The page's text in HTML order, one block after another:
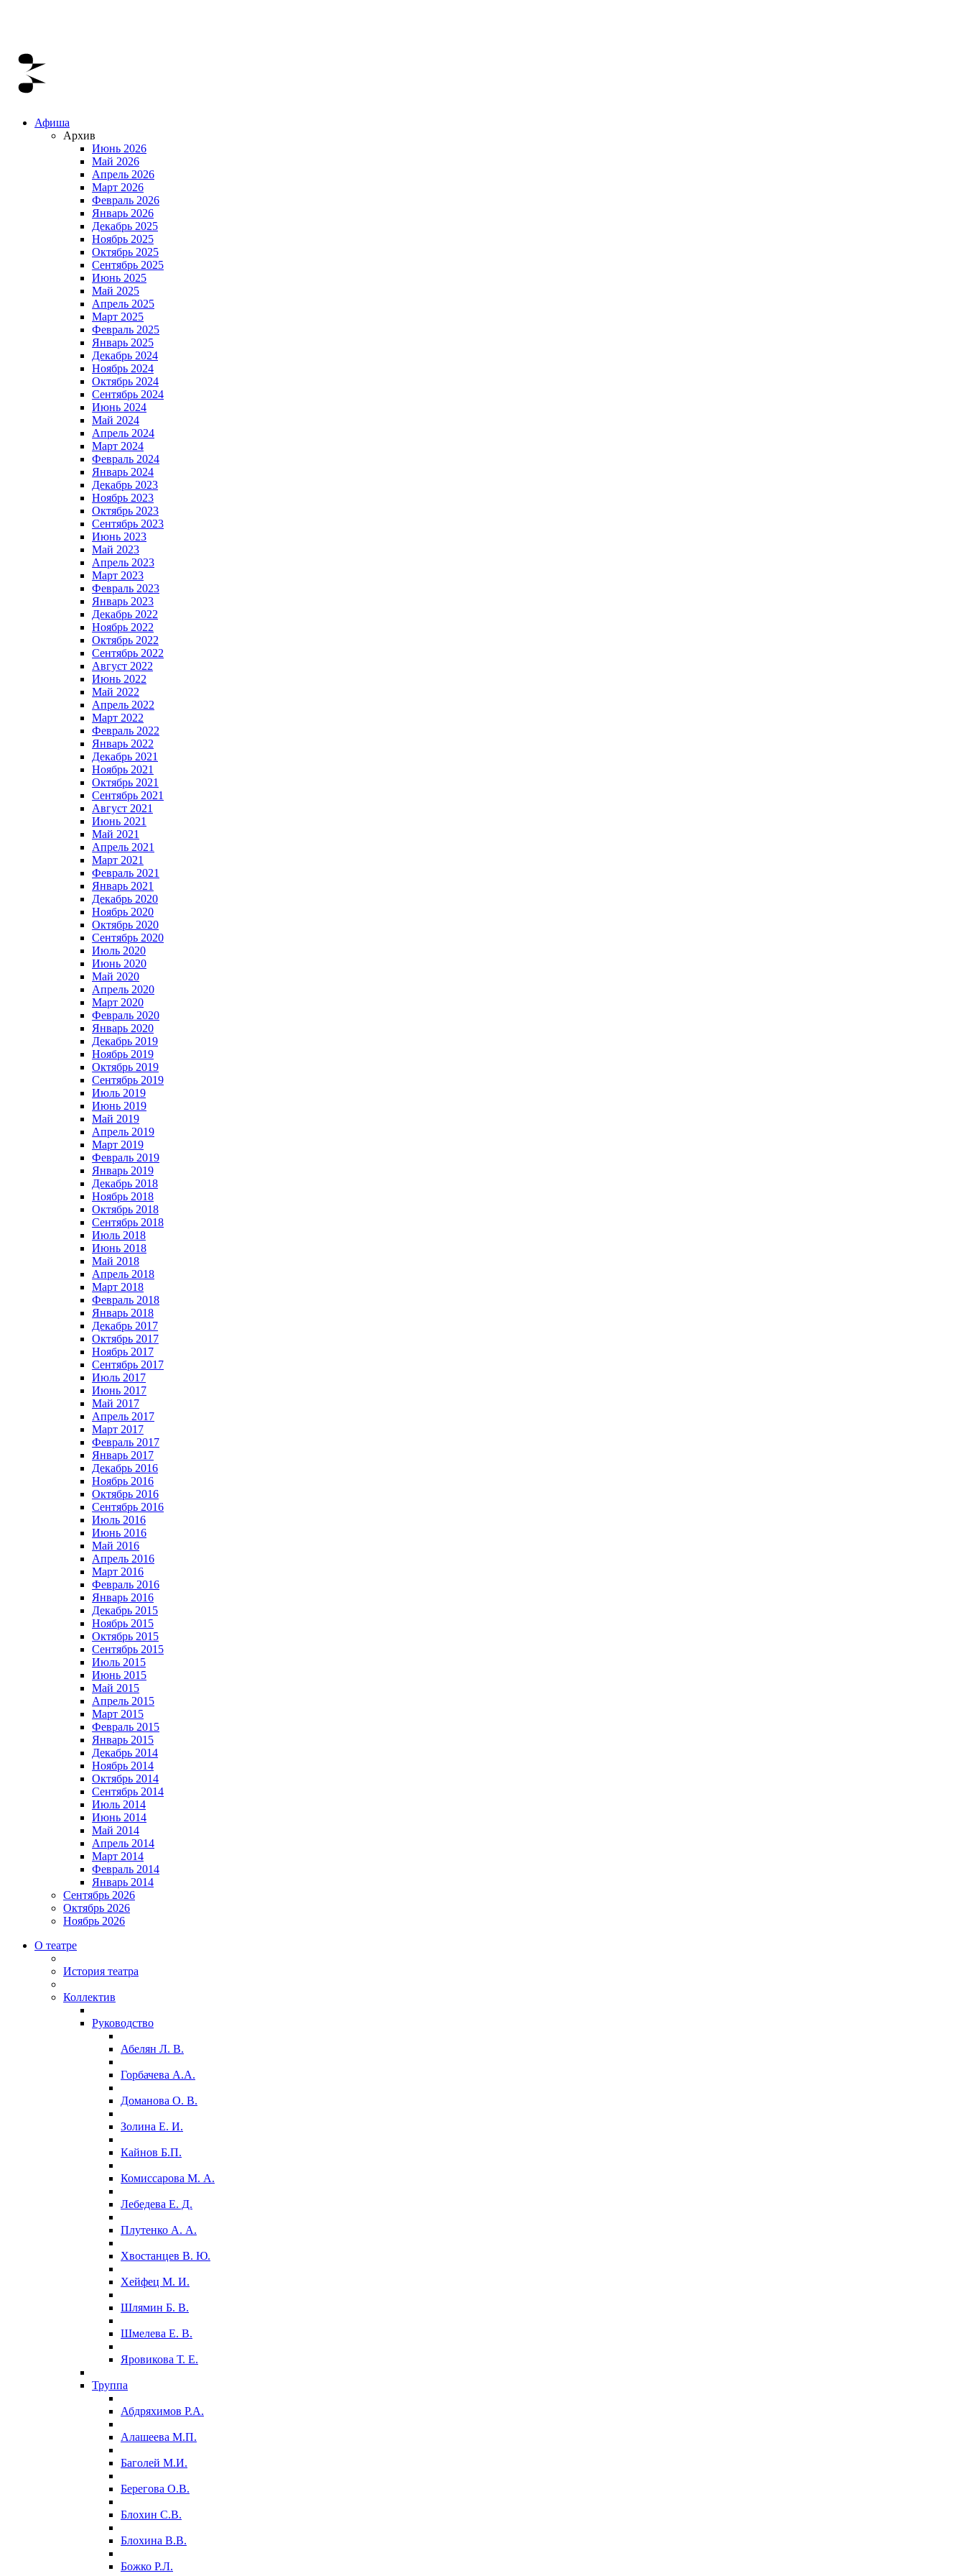
Афиша
Архив
Июнь 2026
Май 2026
Апрель 2026
Март 2026
Февраль 2026
Январь 2026
Декабрь 2025
Ноябрь 2025
Октябрь 2025
Сентябрь 2025
Июнь 2025
Май 2025
Апрель 2025
Март 2025
Февраль 2025
Январь 2025
Декабрь 2024
Ноябрь 2024
Октябрь 2024
Сентябрь 2024
Июнь 2024
Май 2024
Апрель 2024
Март 2024
Февраль 2024
Январь 2024
Декабрь 2023
Ноябрь 2023
Октябрь 2023
Сентябрь 2023
Июнь 2023
Май 2023
Апрель 2023
Март 2023
Февраль 2023
Январь 2023
Декабрь 2022
Ноябрь 2022
Октябрь 2022
Сентябрь 2022
Август 2022
Июнь 2022
Май 2022
Апрель 2022
Март 2022
Февраль 2022
Январь 2022
Декабрь 2021
Ноябрь 2021
Октябрь 2021
Сентябрь 2021
Август 2021
Июнь 2021
Май 2021
Апрель 2021
Март 2021
Февраль 2021
Январь 2021
Декабрь 2020
Ноябрь 2020
Октябрь 2020
Сентябрь 2020
Июль 2020
Июнь 2020
Май 2020
Апрель 2020
Март 2020
Февраль 2020
Январь 2020
Декабрь 2019
Ноябрь 2019
Октябрь 2019
Сентябрь 2019
Июль 2019
Июнь 2019
Май 2019
Апрель 2019
Март 2019
Февраль 2019
Январь 2019
Декабрь 2018
Ноябрь 2018
Октябрь 2018
Сентябрь 2018
Июль 2018
Июнь 2018
Май 2018
Апрель 2018
Март 2018
Февраль 2018
Январь 2018
Декабрь 2017
Октябрь 2017
Ноябрь 2017
Сентябрь 2017
Июль 2017
Июнь 2017
Май 2017
Апрель 2017
Март 2017
Февраль 2017
Январь 2017
Декабрь 2016
Ноябрь 2016
Октябрь 2016
Сентябрь 2016
Июль 2016
Июнь 2016
Май 2016
Апрель 2016
Март 2016
Февраль 2016
Январь 2016
Декабрь 2015
Ноябрь 2015
Октябрь 2015
Сентябрь 2015
Июль 2015
Июнь 2015
Май 2015
Апрель 2015
Март 2015
Февраль 2015
Январь 2015
Декабрь 2014
Ноябрь 2014
Октябрь 2014
Сентябрь 2014
Июль 2014
Июнь 2014
Май 2014
Апрель 2014
Март 2014
Февраль 2014
Январь 2014
Сентябрь 2026
Октябрь 2026
Ноябрь 2026
О театре
История театра
Коллектив
Руководство
Абелян Л. В.
Горбачева А.А.
Доманова О. В.
Золина Е. И.
Кайнов Б.П.
Комиссарова М. А.
Лебедева Е. Д.
Плутенко А. А.
Хвостанцев В. Ю.
Хейфец М. И.
Шлямин Б. В.
Шмелева Е. В.
Яровикова Т. Е.
Труппа
Абдряхимов Р.А.
Алашеева М.П.
Баголей М.И.
Берегова О.В.
Блохин С.В.
Блохина В.В.
Божко Р.Л.